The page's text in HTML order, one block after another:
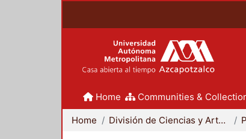
Home Communities &
Home División de Ciencias y Artes para el Diseño